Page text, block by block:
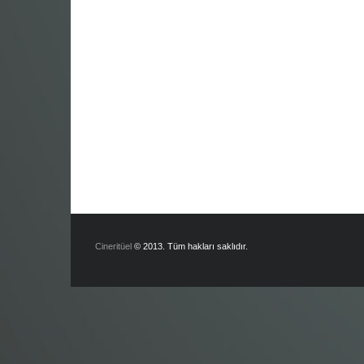
Cineritüel © 2013. Tüm hakları saklıdır.